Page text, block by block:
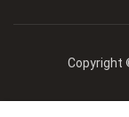
Copyright